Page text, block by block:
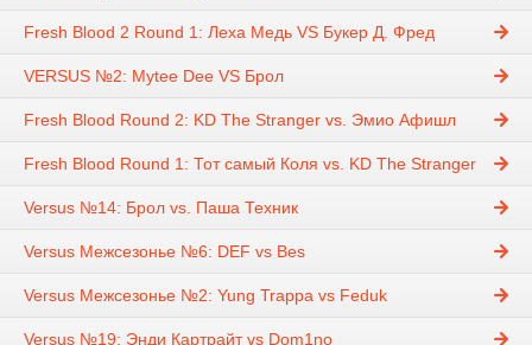
Fresh Blood 2 Round 1: Леха Медь VS Букер Д. Фред
VERSUS №2: Mytee Dee VS Брол
Fresh Blood Round 2: KD The Stranger vs. Эмио Афишл
Fresh Blood Round 1: Тот самый Коля vs. KD The Stranger
Versus №14: Брол vs. Паша Техник
Versus Межсезонье №6: DEF vs Bes
Versus Межсезонье №2: Yung Trappa vs Feduk
Versus №19: Энди Картрайт vs Dom1no